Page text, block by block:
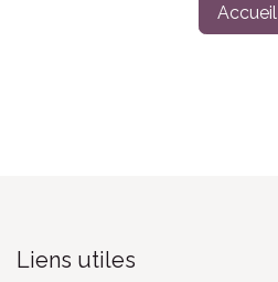
Accueil
Liens utiles